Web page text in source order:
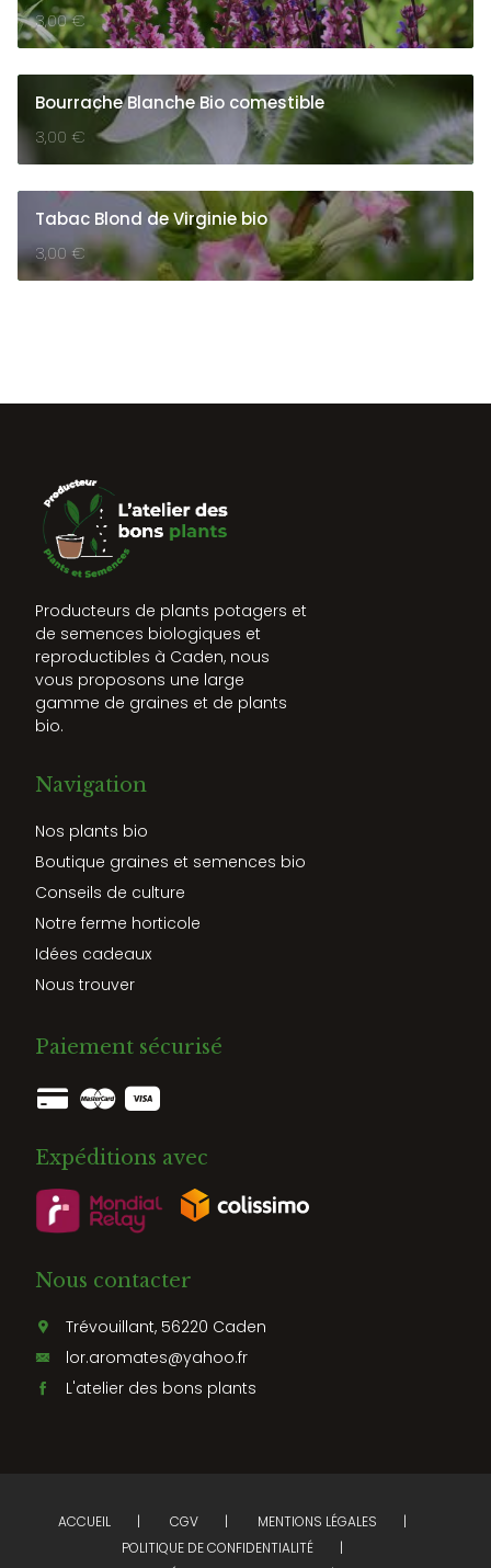
3,00€
Bourrache Blanche Bio comestible
3,00 €
Tabac Blond de Virginie bio
3,00€
Producteurs de plants potagers et
de semences biologiques et
reproductibles à Caden, nous
vous proposons une large
gamme de graines et de plants
bio.
Navigation
Nos plants bio
Boutique graines et semences bio
Conseils de culture
Notre ferme horticole
Idées cadeaux
Nous trouver
Paiement sécurisé
Expéditions avec
Nous contacter
Trévouillant, 56220 Caden
lor.aromates@yahoo.fr
L'atelier des bons plants
ACCUEIL CGV
MENTIONS LÉGALES
POLITIQUE DE CONFIDENTIALITÉ